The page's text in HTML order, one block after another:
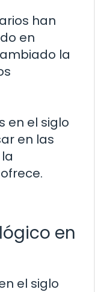
han
en
la
en el siglo
en las
en
el siglo